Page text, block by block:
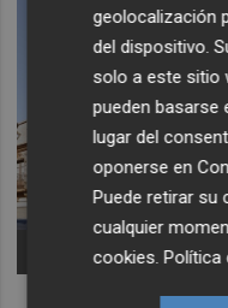
Promoción de
geolocalización
del dispositivo.
solo a este sitio
pueden basarse
lugar del
oponerse en
Puede retirar su
cualquier
cookies .Política